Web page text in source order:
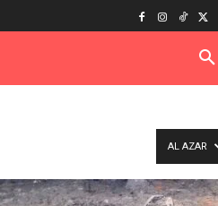
AL AZAR